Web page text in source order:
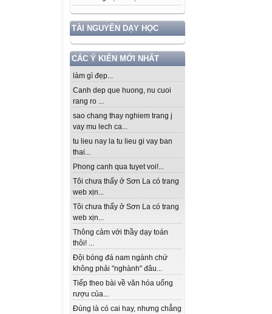
TÀI NGUYÊN DẠY HỌC
CÁC Ý KIẾN MỚI NHẤT
làm gì đẹp...
Canh dep que huong, nu cuoi
rang ro ...
sao chang thay nghiem trang j
vay mu lech ca...
tu lieu nay la tu lieu gi vay ban
thai...
Phong canh qua tuyet voi!...
Tôi chưa thấy ở Sơn La có trang
web xịn...
Tôi chưa thấy ở Sơn La có trang
web xịn...
Thông cảm với thầy dạy toán
thôi! ...
Đội bóng đá nam ngành chứ
không phải "nghành" đâu...
Tiếp theo bài về văn hóa uống
rượu của...
Đúng là có cai hay, nhưng chẳng